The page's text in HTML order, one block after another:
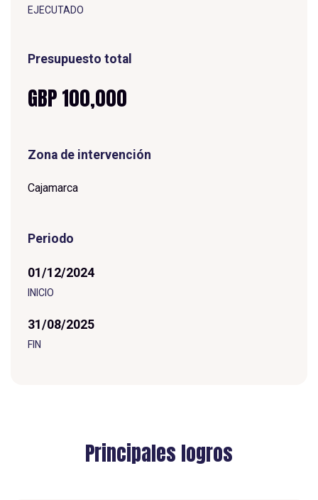
EJECUTADO
Presupuesto total
GBP 100,000
Zona de intervención
Cajamarca
Periodo
01/12/2024
N CO
31/08/2025
FIN
Principales logros